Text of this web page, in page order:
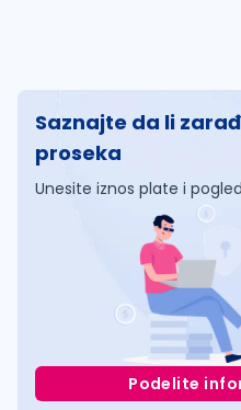
Saznajte da li
proseka
Unesite iznos plate i
Podelite